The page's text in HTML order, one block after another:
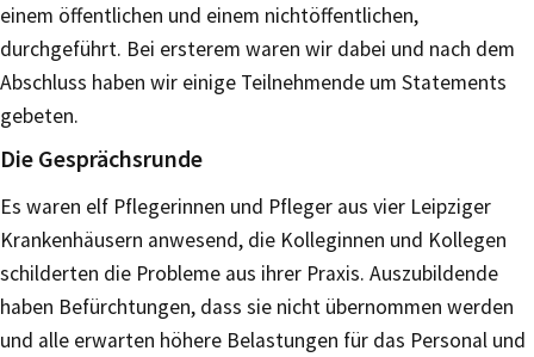
einem öffentlichen und einem nichtöffentlichen,
durchgeführt. Bei ersterem waren wir dabei und nach dem
Abschluss haben wir einige Teilnehmende um Statements
gebeten.
Die Gesprächsrunde
Es waren elf Pflegerinnen und Pfleger aus vier Leipziger
Krankenhäusern anwesend, die Kolleginnen und Kollegen
schilderten die Probleme aus ihrer Praxis. Auszubildende
haben Befürchtungen, dass sie nicht übernommen werden
und alle erwarten höhere Belastungen für das Personal und